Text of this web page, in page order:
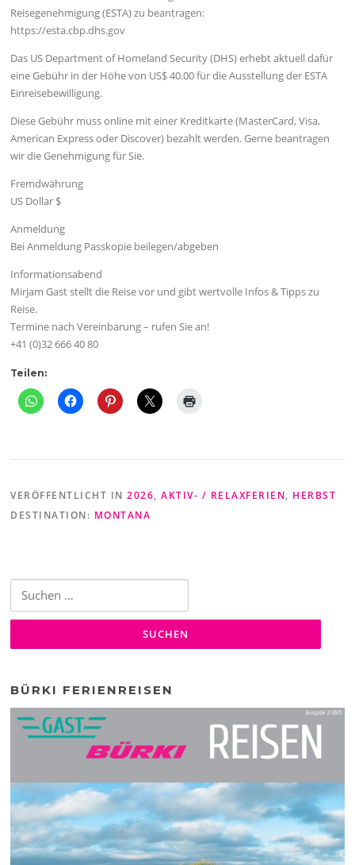
Reisegenehmigung (ESTA) zu beantragen:
https://esta.cbp.dhs.gov
Das US Department of Homeland Security (DHS) erhebt aktuell dafür
eine Gebühr in der Höhe von US$ 40.00 für die Ausstellung der ESTA
Einreisebewilligung.
Diese Gebühr muss online mit einer Kreditkarte (MasterCard, Visa,
American Express oder Discover) bezahlt werden. Gerne beantragen
wir die Genehmigung für Sie.
Fremdwährung
US Dollar $
Anmeldung
Bei Anmeldung Passkopie beilegen/abgeben
Informationsabend
Mirjam Gast stellt die Reise vor und gibt wertvolle Infos & Tipps zu
Reise.
Termine nach Vereinbarung – rufen Sie an!
+41 (0)32 666 40 80
Teilen:
VERÖFFENTLICHT IN2026,AKTIV- / RELAXFERIEN, HERBST
DESTINATION: MONTANA
nach:
BÜRKI FERIENREISEN